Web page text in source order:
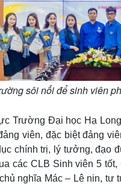
sôi nổi để sinh viên
Trường Đại học Hạ
viên, đặc biệt đảng
chính trị, lý tưởng, đạo
các CLB Sinh viên 5 tốt,
nghĩa Mác – Lê nin, tư